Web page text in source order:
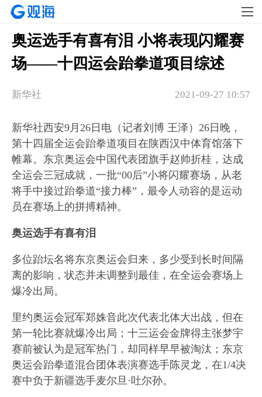
奥运选手有喜有泪 小将表现闪耀赛
场——十四运会跆拳道项目综述
2021-09-27 10:57
新华社
新华社西安9月26日电（记者刘博 王泽）26日晚，
第十四届全运会跆拳道项目在陕西汉中体育馆落下
帷幕。东京奥运会中国代表团旗手赵帅折桂，达成
全运会三冠成就，一批“00后”小将闪耀赛场，从老
将手中接过跆拳道“接力棒”，最令人动容的是运动
员在赛场上的拼搏精神。
奥运选手有喜有泪
多位跆坛名将东京奥运会归来，多少受到长时间隔
离的影响，状态并未调整到最佳，在全运会赛场上
爆冷出局。
里约奥运会冠军郑姝音此次代表北体大出战，但在
第一轮比赛就爆冷出局；十三运会金牌得主张梦宇
赛前被认为是冠军热门，却同样早早被淘汰；东京
奥运会跆拳道混合团体表演赛选手陈灵龙，在1/4决
赛中负于新疆选手麦尔旦·吐尔孙。